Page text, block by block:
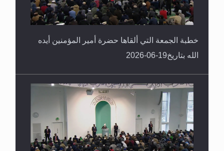
خطبة الجمعة التي ألقاها حضرة أمير المؤمنين أيده
الله بتاريخ19-06-2026